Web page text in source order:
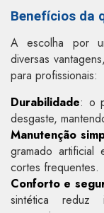
Benefícios da
A escolha por
diversas
para profissionais:
Durabilidade: o
desgaste,
Manutenção
gramado artificial
cortes frequentes.
Conforto e
sintética reduz